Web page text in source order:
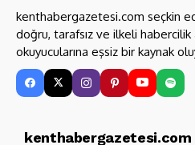
kenthabergazetesi.com seçkin
doğru, tarafsız ve ilkeli habercilik
okuyucularına eşsiz bir kaynak
kenthabergazetesi.com